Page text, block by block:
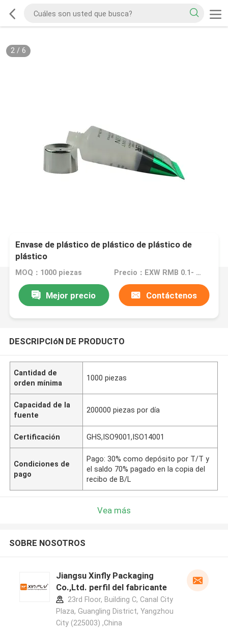
2/ 6
Envase de plástico de plástico de plástico de
plástico
MOQ：1000 piezas Precio：EXW RMB 0.1- EXW RMB 5
Mejor precio Contáctenos
DESCRIPCIóN DE PRODUCTO
Cantidad de
orden mínima
1000 piezas
Capacidad de la
fuente
200000 piezas por día
Certificación GHS,ISO9001,ISO14001
Condiciones de
pago
Pago: 30% como depósito por T/T y
el saldo 70% pagado en la copia del
recibo de B/L
Vea más
SOBRE NOSOTROS
Jiangsu Xinfly Packaging
Co.,Ltd. perfil del fabricante
23rd Floor, Building C, Canal City
Plaza, Guangling District, Yangzhou
City (225003) ,China